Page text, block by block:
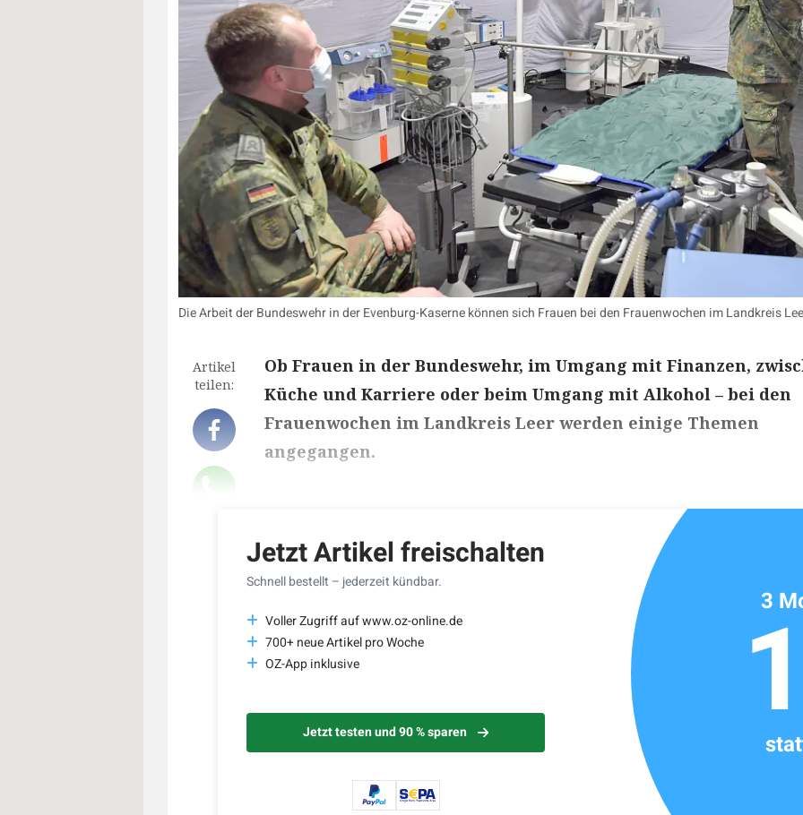
Die Arbeit der Bundeswehr in der Evenburg-Kaserne können sich Frauen bei den Frauenwochen im Landkreis
Artikel
teilen:
Ob Frauen in der Bundeswehr, im Umgang mit Finanzen,
Küche und Karriere oder beim Umgang mit Alkohol – bei den
Frauenwochen im Landkreis Leer werden einige Themen
angegangen.
Jetzt Artikel freischalten
Schnell bestellt – jederzeit kündbar.
Voller Zugriff auf www.oz-online.de
700+ neue Artikel pro Woche
OZ-App inklusive
Jetzt testen und 90 % sparen
3